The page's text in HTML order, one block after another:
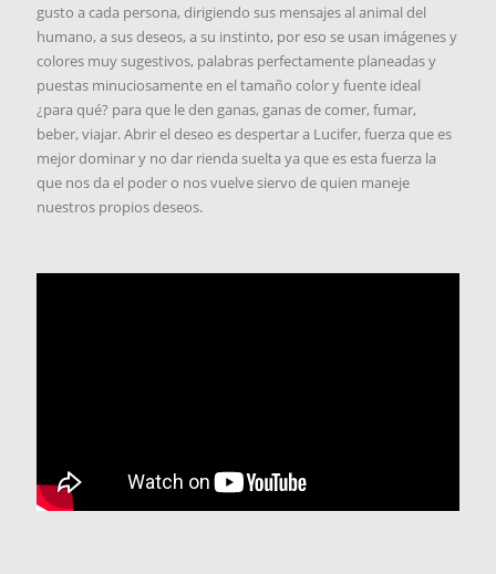
gusto a cada persona, dirigiendo sus mensajes al animal del
humano, a sus deseos, a su instinto, por eso se usan imágenes y
colores muy sugestivos, palabras perfectamente planeadas y
puestas minuciosamente en el tamaño color y fuente ideal
¿para qué? para que le den ganas, ganas de comer, fumar,
beber, viajar. Abrir el deseo es despertar a Lucifer, fuerza que es
mejor dominar y no dar rienda suelta ya que es esta fuerza la
que nos da el poder o nos vuelve siervo de quien maneje
nuestros propios deseos.